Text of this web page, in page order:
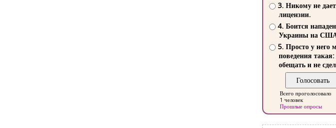
3. Никому не
лицензии.
4. Боится
Украины на
5. Просто у него
поведения такая:
обещать и не
Всего проголосовало
1 человек
Прошлые опросы